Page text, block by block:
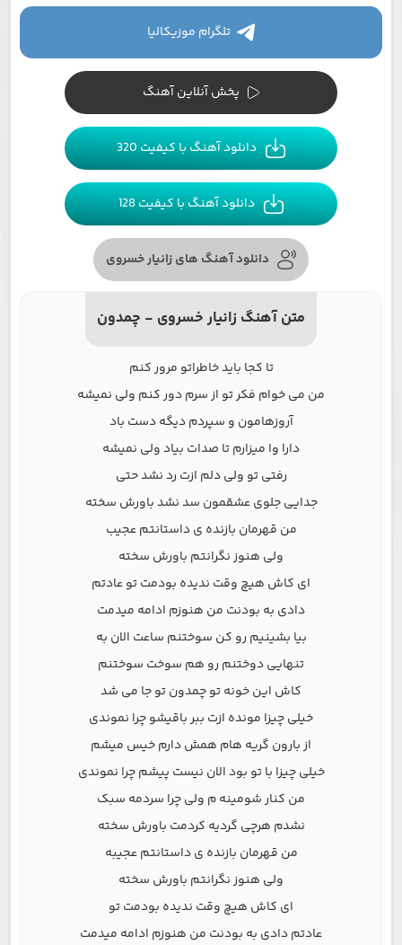
تلگرام موزیکالیا
پخش آنلاین آهنگ
دانلود آهنگ با کیفیت 320
دانلود آهنگ با کیفیت 128
دانلود آهنگ های زانیار خسروی
متن آهنگ زانیار خسروی - چمدون
تا کجا باید خاطراتو مرور کنم
من می خوام فکر تو از سرم دور کنم ولی نمیشه
آروزهامون و سپردم دیگه دست باد
دارا وا میزارم تا صدات بیاد ولی نمیشه
رفتی تو ولی دلم ازت رد نشد حتی
جدایی جلوی عشقمون سد نشد باورش سخته
من قهرمان بازنده ی داستانتم عجیب
ولی هنوز نگرانتم باورش سخته
ای کاش هیچ وقت ندیده بودمت تو عادتم
دادی به بودنت من هنوزم ادامه میدمت
بیا بشینیم رو کن سوختنم ساعت الان به
تنهایی دوختنم رو هم سوخت سوختنم
کاش این خونه تو چمدون تو جا می شد
خیلی چیزا مونده ازت ببر باقیشو چرا نموندی
از بارون گریه هام همش دارم خیس میشم
خیلی چیزا با تو بود الان نیست پیشم چرا نموندی
من کنار شومینه م ولی چرا سردمه سبک
نشدم هرچی گردیه کردمت باورش سخته
من قهرمان بازنده ی داستانتم عجیبه
ولی هنوز نگرانتم باورش سخته
ای کاش هیچ وقت ندیده بودمت تو
عادتم دادی به بودنت من هنوزم ادامه میدمت